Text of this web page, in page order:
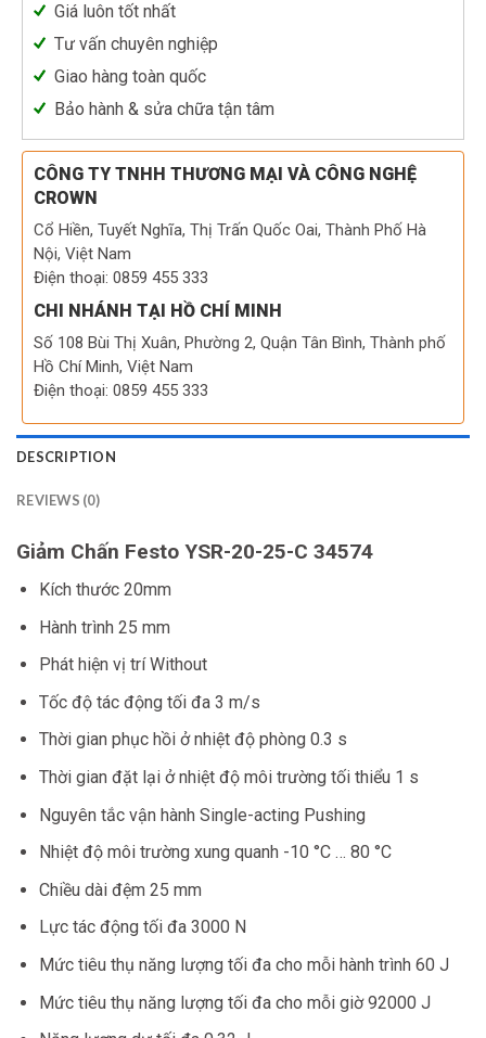
Giá luôn tốt nhất
Tư vấn chuyên nghiệp
Giao hàng toàn quốc
Bảo hành & sửa chữa tận tâm
CÔNG TY TNHH THƯƠNG MẠI VÀ CÔNG NGHỆ
CROWN
Cổ Hiền, Tuyết Nghĩa, Thị Trấn Quốc Oai, Thành Phố Hà
Nội, Việt Nam
Điện thoại: 0859 455 333
CHI NHÁNH TẠI HỒ CHÍ MINH
Số 108 Bùi Thị Xuân, Phường 2, Quận Tân Bình, Thành phố
Hồ Chí Minh, Việt Nam
Điện thoại: 0859 455 333
DESCRIPTION
REVIEWS (0)
Giảm Chấn Festo YSR-20-25-C 34574
Kích thước 20mm
Hành trình 25 mm
Phát hiện vị tríWithout
Tốc độ tác động tối đa 3 m/s
Thời gian phục hồi ở nhiệt độ phòng 0.3 s
Thời gian đặt lại ở nhiệt độ môi trường tối thiểu 1 s
Nguyên tắc vận hành Single-acting Pushing
Nhiệt độ môi trường xung quanh -10 °C … 80 °C
Chiều dài đệm 25 mm
Lực tác động tối đa 3000 N
Mức tiêu thụ năng lượng tối đa cho mỗi hành trình 60 J
Mức tiêu thụ năng lượng tối đa cho mỗi giờ92000 J